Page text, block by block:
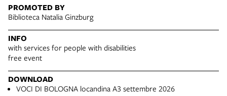
PROMOTED BY
Biblioteca Natalia Ginzburg
INFO
with services for people with disabilities
free event
DOWNLOAD
VOCI DI BOLOGNA locandina A3 settembre 2026